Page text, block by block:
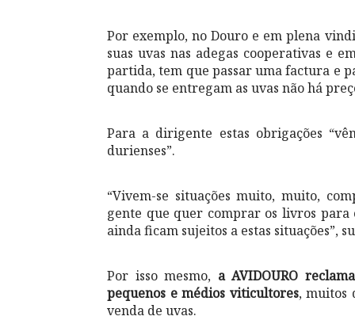
Por exemplo, no Douro e em plena
suas uvas nas adegas cooperativas e
partida, tem que passar uma factura e
quando se entregam as uvas não há
Para a dirigente estas obrigações
durienses”.
“Vivem-se situações muito, muito,
gente que quer comprar os livros
ainda ficam sujeitos a estas situações”,
Por isso mesmo, a AVIDOURO
pequenos e médios viticultores, muitos
venda de uvas.